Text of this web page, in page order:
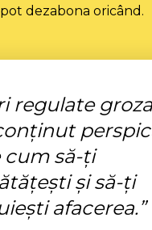
dezabona oricând.
regulate
cum să-ți
și să-ți
afacerea.”